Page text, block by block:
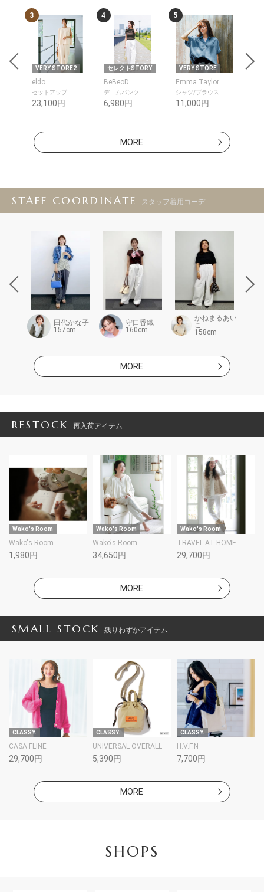
3
VERY STORE2
eldo
セットアップ
23,100円
4
セレクトSTORY
BeBeoD
デニムパンツ
6,980円
5
VERY STORE
Emma Taylor
シャツ/ブラウス
11,000円
MORE
STAFF COORDINATE スタッフ着用コーデ
田代かな子
157cm
守口香織
160cm
かねまるあい
こ
158cm
MORE
RESTOCK 再入荷アイテム
Wako's Room
Wako's Room
1,980円
Wako's Room
Wako's Room
34,650円
Wako's Room
TRAVEL AT HOME
29,700円
MORE
SMALL STOCK 残りわずかアイテム
CLASSY.
CASA FLINE
29,700円
CLASSY.
UNIVERSAL OVERALL
5,390円
CLASSY.
H.V.F.N
7,700円
MORE
SHOPS